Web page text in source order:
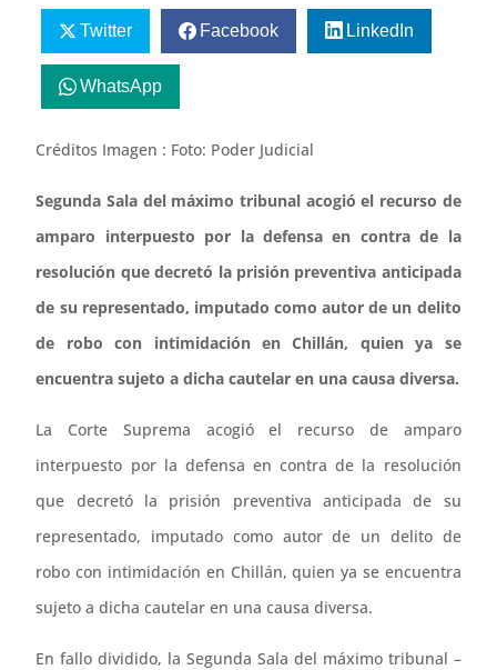
Twitter Facebook LinkedIn
WhatsApp
Créditos Imagen : Foto: Poder Judicial
Segunda Sala del máximo tribunal acogió el recurso de
amparo interpuesto por la defensa en contra de la
resolución que decretó la prisión preventiva anticipada
de su representado, imputado como autor de un delito
de robo con intimidación en Chillán, quien ya se
encuentra sujeto a dicha cautelar en una causa diversa.
La Corte Suprema acogió el recurso de amparo
interpuesto por la defensa en contra de la resolución
que decretó la prisión preventiva anticipada de su
representado, imputado como autor de un delito de
robo con intimidación en Chillán, quien ya se encuentra
sujeto a dicha cautelar en una causa diversa.
En fallo dividido, la Segunda Sala del máximo tribunal –